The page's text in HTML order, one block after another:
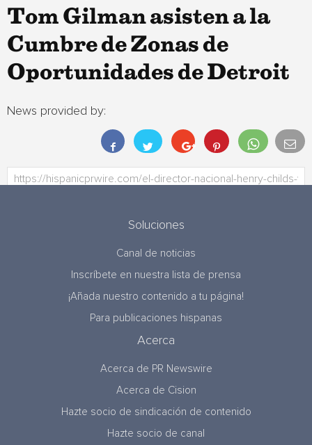
Tom Gilman asisten a la
Cumbre de Zonas de
Oportunidades de Detroit
News provided by:
Soluciones
Canal de noticias
Inscríbete en nuestra lista de prensa
¡Añada nuestro contenido a tu página!
Para publicaciones hispanas
Acerca
Acerca de PR Newswire
Acerca de Cision
Hazte socio de sindicación de contenido
Hazte socio de canal